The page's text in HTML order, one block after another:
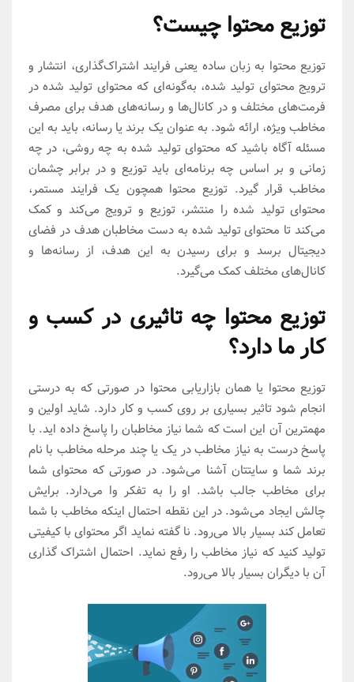
توزیع محتوا چیست؟
توزیع محتوا به زبان ساده یعنی فرایند اشتراک‌گذاری، انتشار و
ترویج محتوای تولید شده، به‌گونه‌ای که محتوای تولید شده در
فرمت‌های مختلف و در کانال‌ها و رسانه‌های هدف برای مصرف
مخاطب ویژه، ارائه شود. به عنوان یک برند یا رسانه، باید به این
مسئله آگاه باشید که محتوای تولید شده به چه روشی، در چه
زمانی و بر اساس چه برنامه‌ای باید توزیع و در برابر چشمان
مخاطب قرار گیرد. توزیع محتوا همچون یک فرایند مستمر،
محتوای تولید شده را منتشر، توزیع و ترویج می‌کند و کمک
می‌کند تا محتوای تولید شده به دست مخاطبان هدف در فضای
دیجیتال برسد و برای رسیدن به این هدف، از رسانه‌ها و
کانال‌های مختلف کمک می‌گیرد.
توزیع محتوا چه تاثیری در کسب و
کار ما دارد؟
توزیع محتوا یا همان بازاریابی محتوا در صورتی که به درستی
انجام شود تاثیر بسیاری بر روی کسب و کار دارد. شاید اولین و
مهمترین آن این است که شما نیاز مخاطبان را پاسخ داده اید. با
پاسخ درست به نیاز مخاطب در یک یا چند مرحله مخاطب با نام
برند شما و سایتتان آشنا می‌شود. در صورتی که محتوای شما
برای مخاطب جالب باشد. او را به تفکر وا می‌دارد. برایش
چالش ایجاد می‌شود. در این نقطه احتمال اینکه مخاطب با شما
تعامل کند بسیار بالا می‌رود. نا گفته نماید اگر محتوای با کیفیتی
تولید کنید که نیاز مخاطب را رفع نماید. احتمال اشتراک گذاری
آن با دیگران بسیار بالا می‎‌رود.